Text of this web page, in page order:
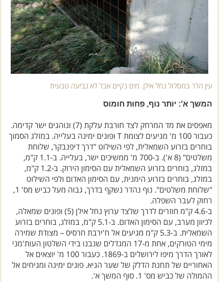
עין הלר במסלול נחל אילן. מים נקיים אבל לא נביעה טבעית
המשך א': יותר נוף, פחות חומוס
מאפסים את מד המרחק לצד חורבת עלקת (7) ונוהגים ישר קדימה.
כעבור 100 מ' מגיעים לצומת T ופונים ימינה בעלייה. במזלג הסמוך
בוחרים בזרוע השמאלית, לפי השילוט "דרך דיפנבקר, שלוחת
משלטים" (8 א'). ב-700 מ' ממשיכים ישר, בעלייה. ב-1.1 ק"מ,
במזלג, בוחרים בזרוע השמאלית עם הסימון הירוק. ב-1.2 ק"מ,
במזלג, בוחרים בזרוע הימנית, עם הסימון האדום ולפי השילוט
"שלוחת משלטים". נוף נהדר נשקף בדרך, גבוה מעל כביש מס' 1,
רחוק לעבר השפלה.
ב-4.6 ק"מ חוזרים לדרך שלצד ערוץ נחל אילן (5) ופונים שמאלה,
לכיוון מערב, עם הסימון האדום. ב-5.1 ק"מ, במזלג, בוחרים בזרוע
השמאלית. ב-5.3 ק"מ מגיעים אל ח'ירבת חרסיס – מצודת שמירה
מימי הטורקים, אחת מ-17 המגדלים שנבנו בידי השלטון העות'מני
לאורך הדרך מיפו לירושלים ב-1869. כעבור 100 מ' יוצאים אל
האחוריים של תחנת הדלק של שער הגיא. פונים ימינה ומגיחים אל
ההמולה של כביש מס' 1. סוף המשך א'.